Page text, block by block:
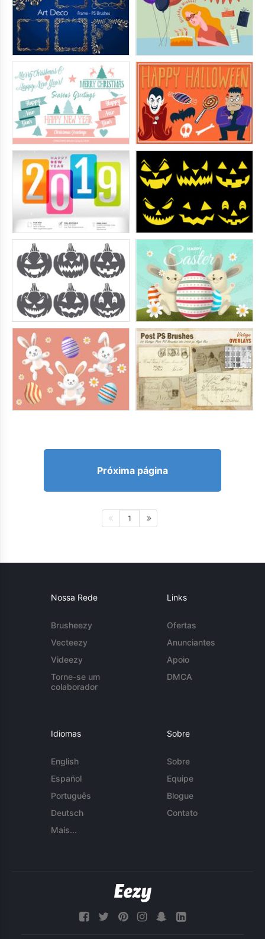
Próxima página
1
Nossa Rede
Brusheezy
Vecteezy
Videezy
Torne-se um
colaborador
Links
Ofertas
Anunciantes
Apoio
DMCA
Idiomas
English
Español
Português
Deutsch
Mais...
Sobre
Sobre
Equipe
Blogue
Contato